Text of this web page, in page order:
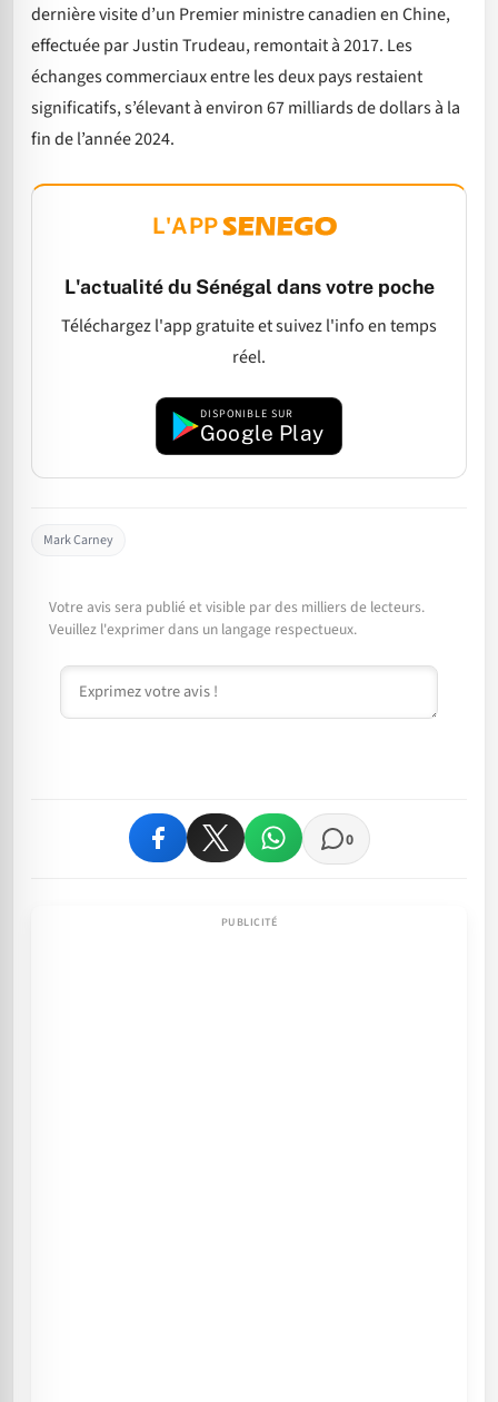
dernière visite d’un Premier ministre canadien en Chine,
effectuée par Justin Trudeau, remontait à 2017. Les
échanges commerciaux entre les deux pays restaient
significatifs, s’élevant à environ 67 milliards de dollars à la
fin de l’année 2024.
L'APP
L'actualité du Sénégal dans votre poche
Téléchargez l'app gratuite et suivez l'info en temps
réel.
DISPONIBLE SUR
Google Play
Mark Carney
Votre avis sera publié et visible par des milliers de lecteurs.
Veuillez l'exprimer dans un langage respectueux.
Commentaire
0